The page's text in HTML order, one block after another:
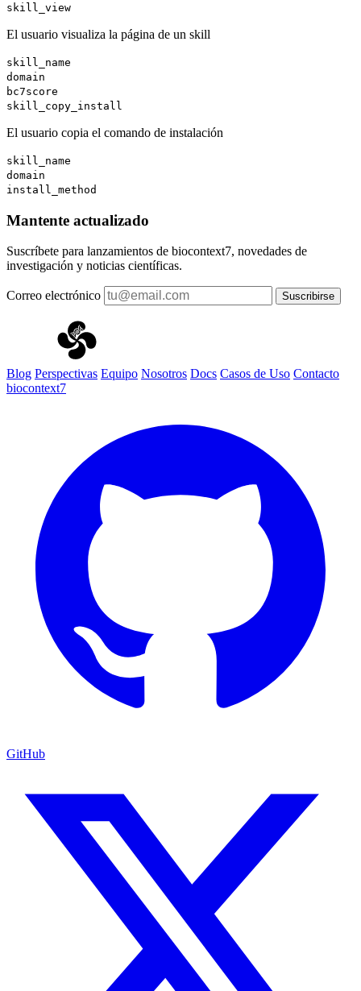
skill_view
El usuario visualiza la página de un skill
skill_name
domain
bc7score
skill_copy_install
El usuario copia el comando de instalación
skill_name
domain
install_method
Mantente actualizado
Suscríbete para lanzamientos de biocontext7, novedades de
investigación y noticias científicas.
Correo electrónico Suscribirse
Blog Perspectivas Equipo Nosotros Docs Casos de Uso Contacto
biocontext7
GitHub